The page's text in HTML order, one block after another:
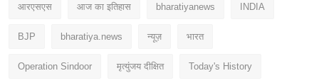
आरएसएस आज का इतिहास bharatiyanews INDIA
BJP bharatiya.news न्यूज़ भारत
Operation Sindoor मृत्युंजय दीक्षित Today's History